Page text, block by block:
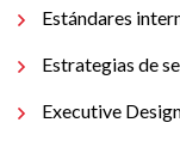
Estándares
Estrategias de
Executive